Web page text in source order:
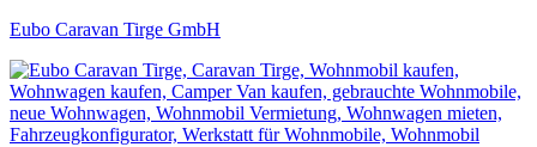
Eubo Caravan Tirge GmbH